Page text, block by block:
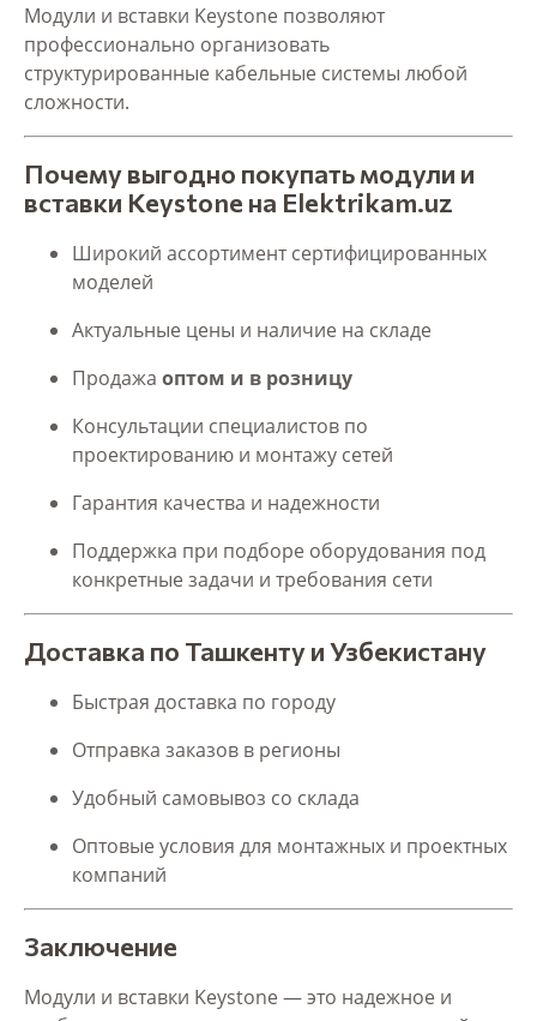
Модули и вставки Keystone позволяют
профессионально организовать
структурированные кабельные системы любой
сложности.
Почему выгодно покупать модули и
вставки Keystone на Elektrikam.uz
Широкий ассортимент сертифицированных
моделей
Актуальные цены и наличие на складе
Продажа оптом и в розницу
Консультации специалистов по
проектированию и монтажу сетей
Гарантия качества и надежности
Поддержка при подборе оборудования под
конкретные задачи и требования сети
Доставка по Ташкенту и Узбекистану
Быстрая доставка по городу
Отправка заказов в регионы
Удобный самовывоз со склада
Оптовые условия для монтажных и проектных
компаний
Заключение
Модули и вставки Keystone — это надежное и